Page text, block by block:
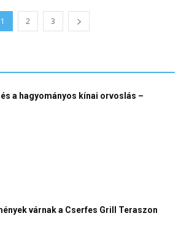
1 2 3
a hagyományos kínai orvoslás –
várnak a Cserfes Grill Teraszon